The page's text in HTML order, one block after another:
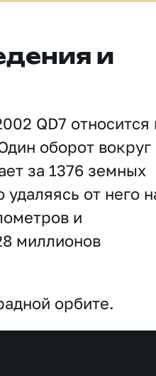
и
QD7 относится
оборот вокруг
за 1376 земных
от него
и
миллионов
орбите.